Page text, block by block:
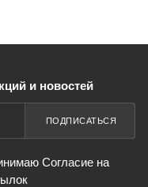
и новостей
ПОДПИСАТЬСЯ
Согласие на